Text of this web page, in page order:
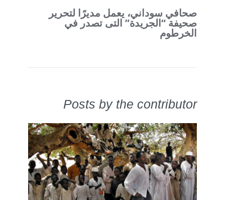
صحافي سوداني، يعمل مديرًا لتحرير
صحيفة “الجريدة” التى تصدر في
الخرطوم
Posts by the contributor